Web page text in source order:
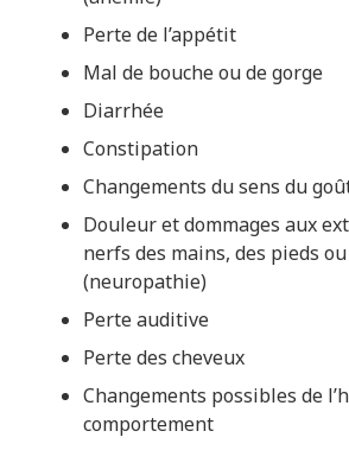
Perte de l’appétit
Mal de bouche ou de gorge
Diarrhée
Constipation
Changements du sens du
Douleur et dommages aux
nerfs des mains, des pieds
(neuropathie)
Perte auditive
Perte des cheveux
Changements possibles de
comportement